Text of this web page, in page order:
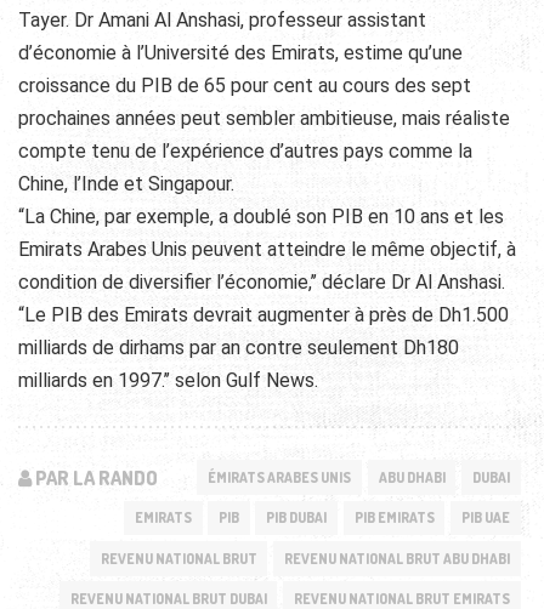
Tayer. Dr Amani Al Anshasi, professeur assistant
d’économie à l’Université des Emirats, estime qu’une
croissance du PIB de 65 pour cent au cours des sept
prochaines années peut sembler ambitieuse, mais réaliste
compte tenu de l’expérience d’autres pays comme la
Chine, l’Inde et Singapour.
“La Chine, par exemple, a doublé son PIB en 10 ans et les
Emirats Arabes Unis peuvent atteindre le même objectif, à
condition de diversifier l’économie,’’ déclare Dr Al Anshasi.
“Le PIB des Emirats devrait augmenter à près de Dh1.500
milliards de dirhams par an contre seulement Dh180
milliards en 1997.’’ selon Gulf News.
PAR LA RANDO ÉMIRATS ARABES UNIS ABU DHABI DUBAI
EMIRATS PIB PIB DUBAI PIB EMIRATS PIB UAE
REVENU NATIONAL BRUT REVENU NATIONAL BRUT ABU DHABI
REVENU NATIONAL BRUT DUBAI REVENU NATIONAL BRUT EMIRATS